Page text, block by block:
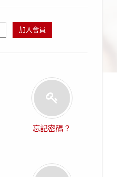
加入會員
忘記密碼？